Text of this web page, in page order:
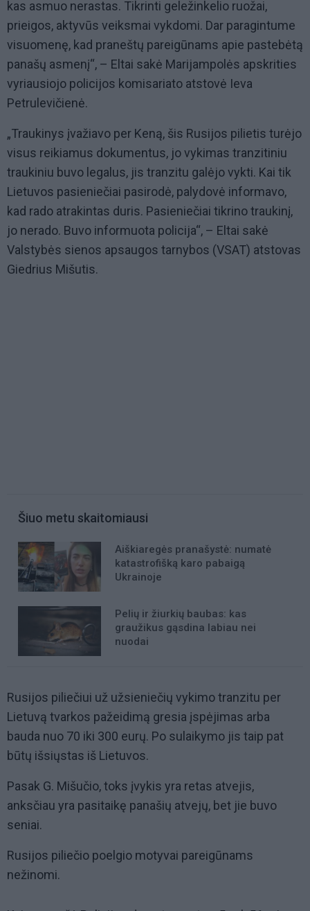
kas asmuo nerastas. Tikrinti geležinkelio ruožai,
prieigos, aktyvūs veiksmai vykdomi. Dar paragintume
visuomenę, kad praneštų pareigūnams apie pastebėtą
panašų asmenį“, – Eltai sakė Marijampolės apskrities
vyriausiojo policijos komisariato atstovė Ieva
Petrulevičienė.
„Traukinys įvažiavo per Keną, šis Rusijos pilietis turėjo
visus reikiamus dokumentus, jo vykimas tranzitiniu
traukiniu buvo legalus, jis tranzitu galėjo vykti. Kai tik
Lietuvos pasieniečiai pasirodė, palydovė informavo,
kad rado atrakintas duris. Pasieniečiai tikrino traukinį,
jo nerado. Buvo informuota policija“, – Eltai sakė
Valstybės sienos apsaugos tarnybos (VSAT) atstovas
Giedrius Mišutis.
Šiuo metu skaitomiausi
Aiškiaregės pranašystė: numatė
katastrofišką karo pabaigą
Ukrainoje
Pelių ir žiurkių baubas: kas
graužikus gąsdina labiau nei
nuodai
Rusijos piliečiui už užsieniečių vykimo tranzitu per
Lietuvą tvarkos pažeidimą gresia įspėjimas arba
bauda nuo 70 iki 300 eurų. Po sulaikymo jis taip pat
būtų išsiųstas iš Lietuvos.
Pasak G. Mišučio, toks įvykis yra retas atvejis,
anksčiau yra pasitaikę panašių atvejų, bet jie buvo
seniai.
Rusijos piliečio poelgio motyvai pareigūnams
nežinomi.